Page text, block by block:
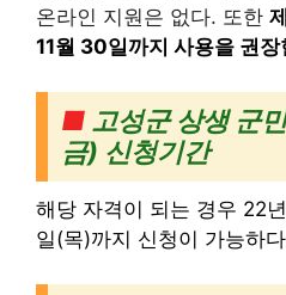
온라인 지원은 없다. 또한
11월 30일까지 사용을 권장
■ 고성군 상생 군
금) 신청기간
해당 자격이 되는 경우 22
일(목)까지 신청이 가능하